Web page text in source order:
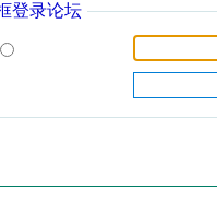
登录论坛